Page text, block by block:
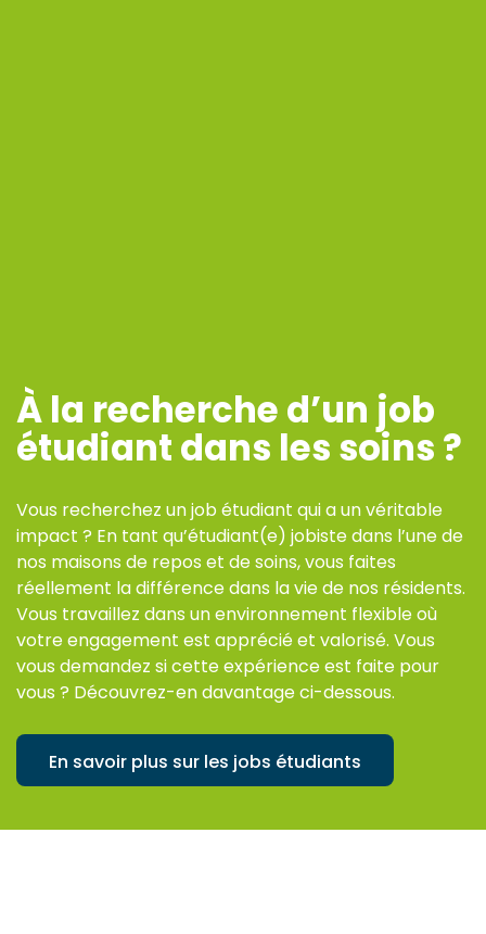
À la recherche d’un job
étudiant dans les soins ?
Vous recherchez un job étudiant qui a un véritable
impact ? En tant qu’étudiant(e) jobiste dans l’une de
nos maisons de repos et de soins, vous faites
réellement la différence dans la vie de nos résidents.
Vous travaillez dans un environnement flexible où
votre engagement est apprécié et valorisé. Vous
vous demandez si cette expérience est faite pour
vous ? Découvrez-en davantage ci-dessous.
En savoir plus sur les jobs étudiants